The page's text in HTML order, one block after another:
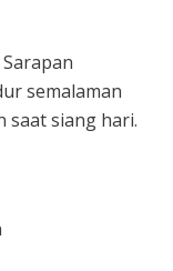
semalaman
saat siang hari.